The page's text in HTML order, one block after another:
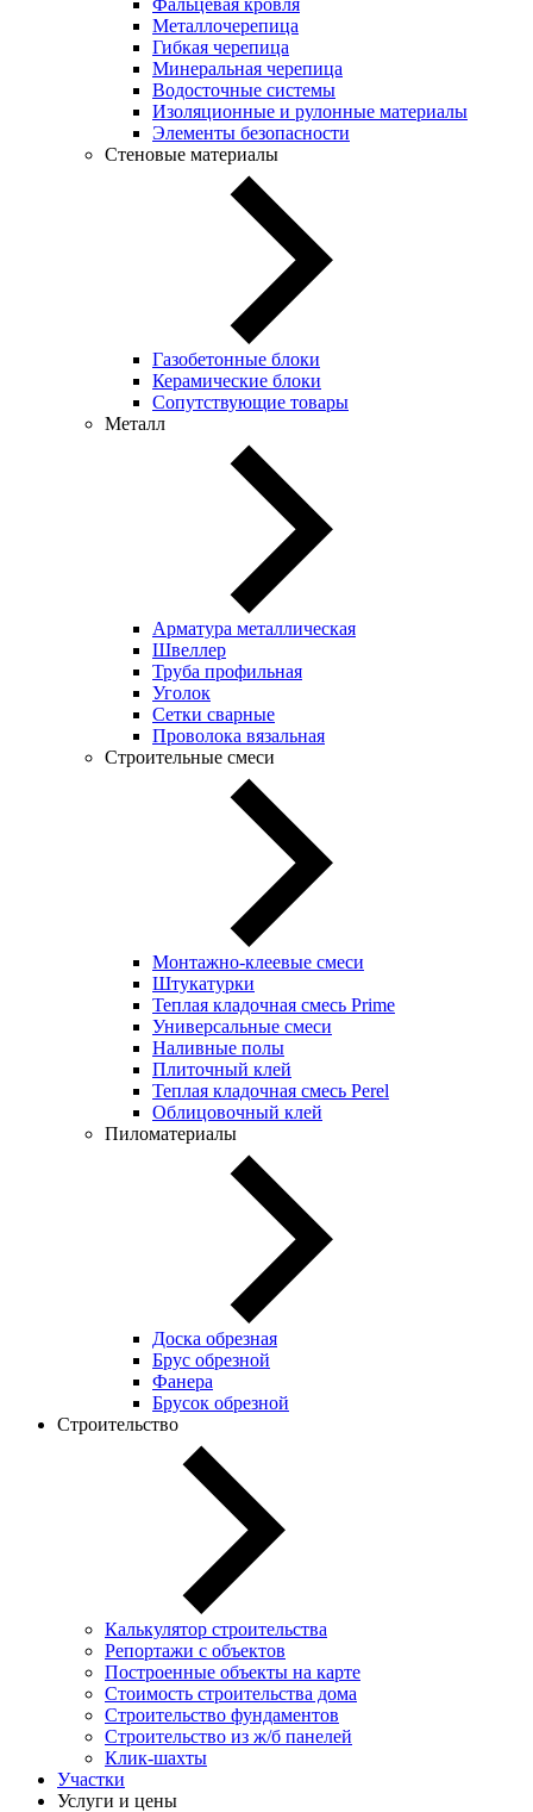
Металлочерепица
Гибкая черепица
Минеральная черепица
Водосточные системы
Изоляционные и рулонные материалы
Элементы безопасности
Стеновые материалы
Газобетонные блоки
Керамические блоки
Сопутствующие товары
Металл
Арматура металлическая
Швеллер
Труба профильная
Уголок
Сетки сварные
Проволока вязальная
Строительные смеси
Монтажно-клеевые смеси
Штукатурки
Теплая кладочная смесь Prime
Универсальные смеси
Наливные полы
Плиточный клей
Теплая кладочная смесь Perel
Облицовочный клей
Пиломатериалы
Доска обрезная
Брус обрезной
Фанера
Брусок обрезной
Строительство
Калькулятор строительства
Репортажи с объектов
Построенные объекты на карте
Стоимость строительства дома
Строительство фундаментов
Строительство из ж/б панелей
Клик-шахты
Участки
Услуги и цены